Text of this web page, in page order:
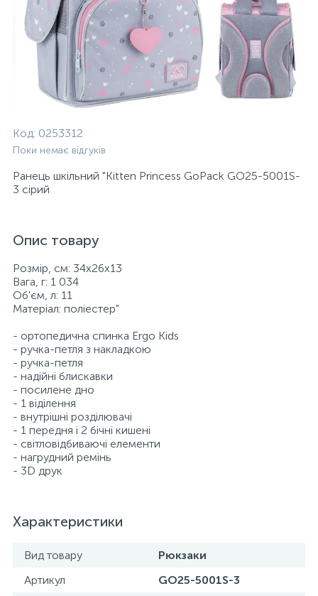
Код: 0253312
Поки немає відгуків
Ранець шкільний "Kitten Princess GoPack GO25-5001S-
3 сірий
Опис товару
Розмір, см: 34х26х13
Вага, г: 1 034
Об'єм, л: 11
Матеріал: поліестер"
- ортопедична спинка Ergo Kids
- ручка-петля з накладкою
- ручка-петля
- надійні блискавки
- посилене дно
- 1 віділення
- внутрішні розділювачі
- 1 передня і 2 бічні кишені
- світловідбиваючі елементи
- нагрудний ремінь
- 3D друк
Характеристики
Вид товару
Рюкзаки
Артикул
GO25-5001S-3